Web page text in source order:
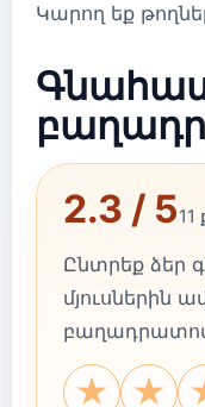
Կարող եք
2.3 / 511
Ընտրեք ձեր
մյուսներին
★
★